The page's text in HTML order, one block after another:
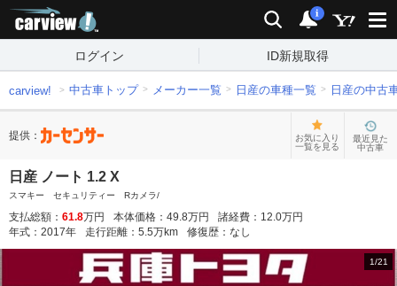
検索 通知
i
ログイン ID新規取得
carview! 中古車トップ メーカー一覧 日産の車種一覧 日産の中古
提供：
お気に入り
一覧を見る
最近見た
中古車
日産 ノート 1.2 X
スマキー セキュリティー Rカメラ/
支払総額： 61.8万円 本体価格： 49.8万円 諸経費： 12.0万円
年式： 2017年 走行距離： 5.5万km 修復歴： なし
1/21